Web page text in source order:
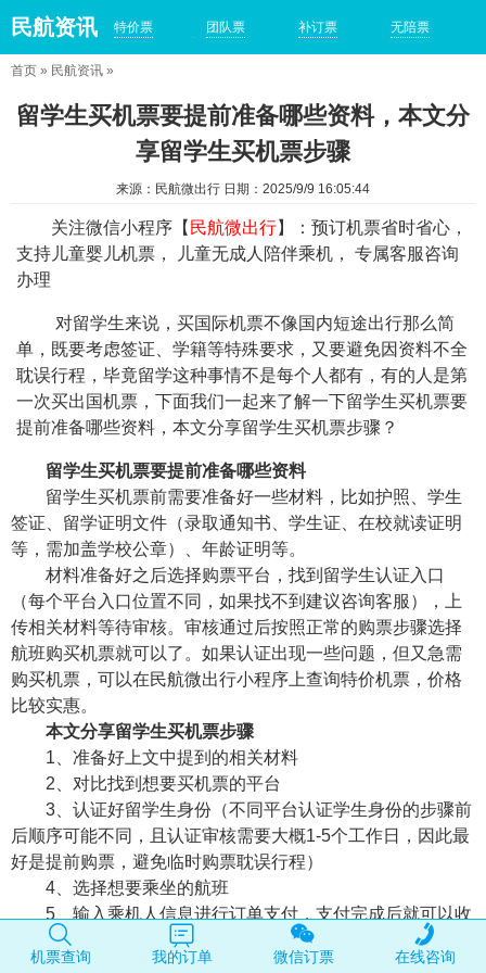
民航资讯 特价票 团队票 补订票 无陪票
首页 » 民航资讯 »
留学生买机票要提前准备哪些资料，本文分
享留学生买机票步骤
来源：民航微出行 日期：2025/9/9 16:05:44
关注微信小程序【 民航微出行】：预订机票省时省心，
支持儿童婴儿机票， 儿童无成人陪伴乘机， 专属客服咨询
办理
对留学生来说，买国际机票不像国内短途出行那么简
单，既要考虑签证、学籍等特殊要求，又要避免因资料不全
耽误行程，毕竟留学这种事情不是每个人都有，有的人是第
一次买出国机票，下面我们一起来了解一下留学生买机票要
提前准备哪些资料，本文分享留学生买机票步骤？
留学生买机票要提前准备哪些资料
留学生买机票前需要准备好一些材料，比如护照、学生
签证、留学证明文件（录取通知书、学生证、在校就读证明
等，需加盖学校公章）、年龄证明等。
材料准备好之后选择购票平台，找到留学生认证入口
（每个平台入口位置不同，如果找不到建议咨询客服），上
传相关材料等待审核。审核通过后按照正常的购票步骤选择
航班购买机票就可以了。如果认证出现一些问题，但又急需
购买机票，可以在民航微出行小程序上查询特价机票，价格
比较实惠。
本文分享留学生买机票步骤
1、准备好上文中提到的相关材料
2、对比找到想要买机票的平台
3、认证好留学生身份（不同平台认证学生身份的步骤前
后顺序可能不同，且认证审核需要大概1-5个工作日，因此最
好是提前购票，避免临时购票耽误行程）
4、选择想要乘坐的航班
5、输入乘机人信息进行订单支付，支付完成后就可以收
到电子行程单了。
以上就是留学生买机票要提前准备哪些资料，本文分享
机票查询 我的订单 微信订票 在线咨询